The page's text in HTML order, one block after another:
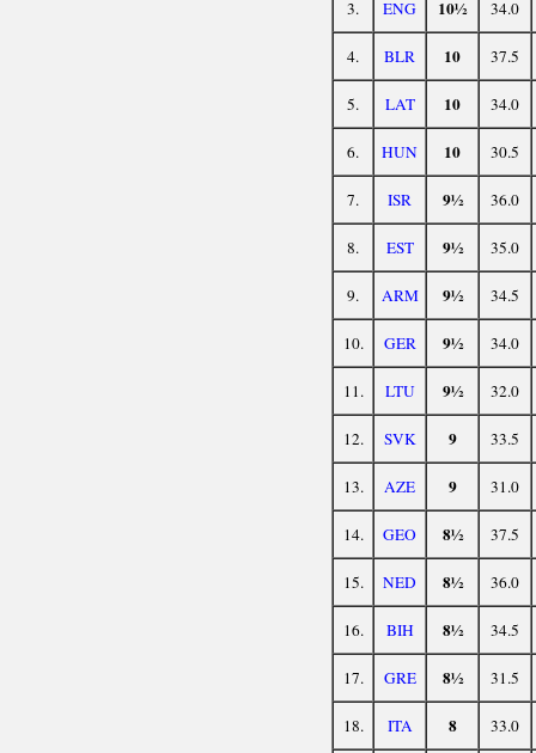
3. ENG 10½ 34.0
4. BLR 10 37.5
5. LAT 10 34.0
6. HUN 10 30.5
7. ISR 9½ 36.0
8. EST 9½ 35.0
9. ARM 9½ 34.5
10. GER 9½ 34.0
11. LTU 9½ 32.0
12. SVK 9 33.5
13. AZE 9 31.0
14. GEO 8½ 37.5
15. NED 8½ 36.0
16. BIH 8½ 34.5
17. GRE 8½ 31.5
18. ITA 8 33.0